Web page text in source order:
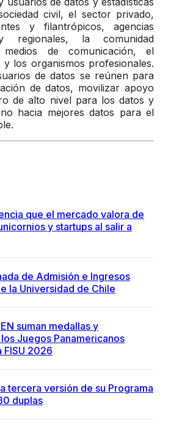
civil, el sector privado,
y filantrópicos, agencias
regionales, la comunidad
medios de comunicación, el
y los organismos profesionales.
de datos se reúnen para
de datos, movilizar apoyo
de alto nivel para los datos y
hacia mejores datos para el
que el mercado valora de
y startups al salir a
de Admisión e Ingresos
la Universidad de Chile
suman medallas y
Juegos Panamericanos
FISU 2026
tercera versión de su Programa
duplas